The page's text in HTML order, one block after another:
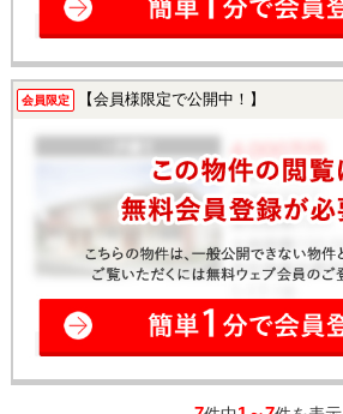
会員限定 【会員様限定で公開中！】